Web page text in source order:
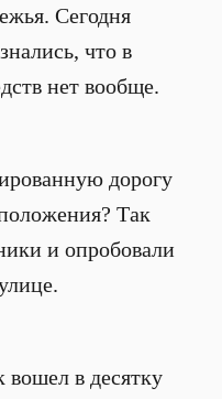
Сегодня
что в
нет вообще.
дорогу
Так
и опробовали
вошел в десятку